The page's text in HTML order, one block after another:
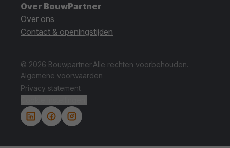
Over BouwPartner
Over ons
Contact & openingstijden
© 2026 Bouwpartner.Alle rechten voorbehouden.
Algemene voorwaarden
Privacy statement